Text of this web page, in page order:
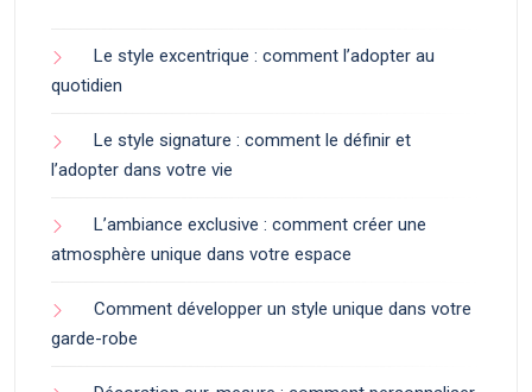
Le style excentrique : comment l’adopter au
quotidien
Le style signature : comment le définir et
l’adopter dans votre vie
L’ambiance exclusive : comment créer une
atmosphère unique dans votre espace
Comment développer un style unique dans votre
garde-robe